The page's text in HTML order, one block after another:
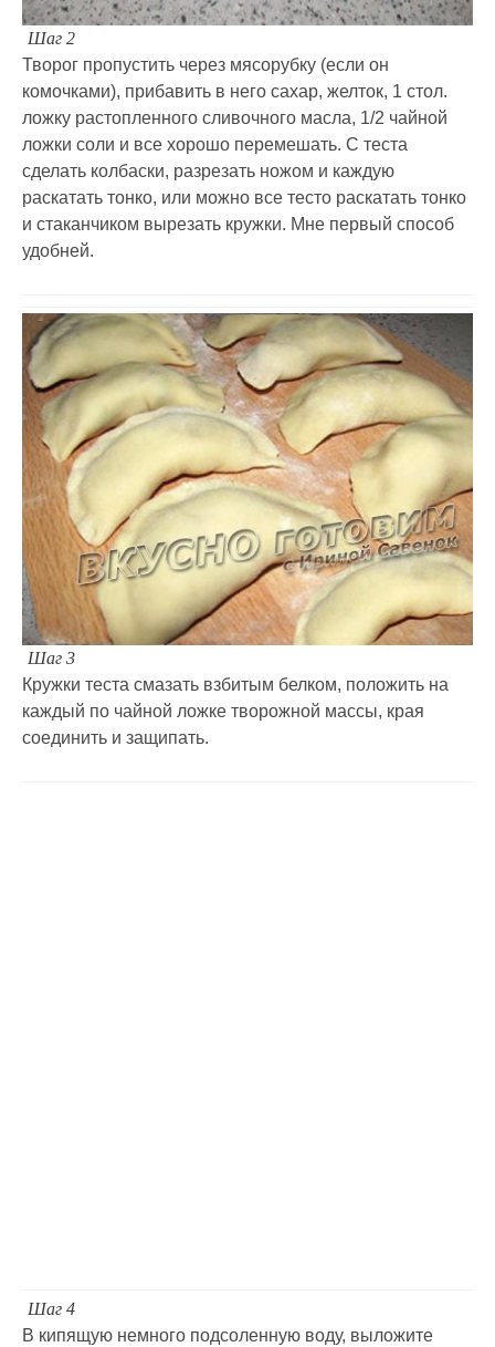
Шаг 2
Творог пропустить через мясорубку (если он
комочками), прибавить в него сахар, желток, 1 стол.
ложку растопленного сливочного масла, 1/2 чайной
ложки соли и все хорошо перемешать. С теста
сделать колбаски, разрезать ножом и каждую
раскатать тонко, или можно все тесто раскатать тонко
и стаканчиком вырезать кружки. Мне первый способ
удобней.
Шаг 3
Кружки теста смазать взбитым белком, положить на
каждый по чайной ложке творожной массы, края
соединить и защипать.
Шаг 4
В кипящую немного подсоленную воду, выложите